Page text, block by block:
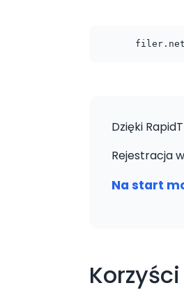
filer.net
Dzięki
Rejestracja
Na start